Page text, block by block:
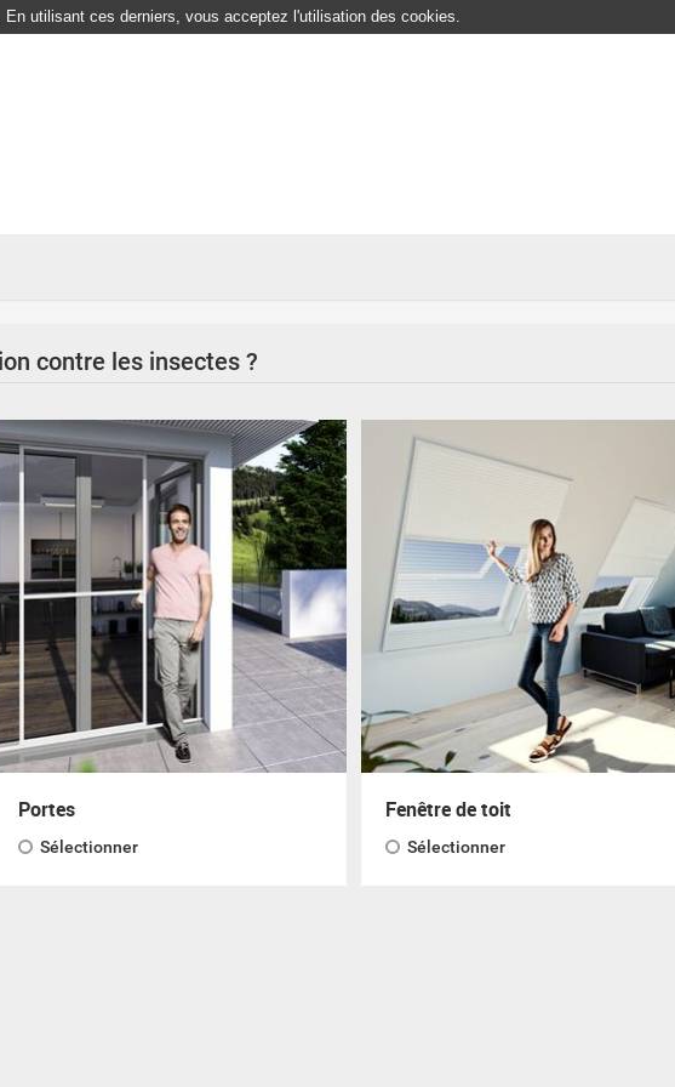
utilisant ces derniers, vous acceptez l'utilisation des cookies.
contre les insectes ?
Portes
Sélectionner
Fenêtre de toit
Sélectionner